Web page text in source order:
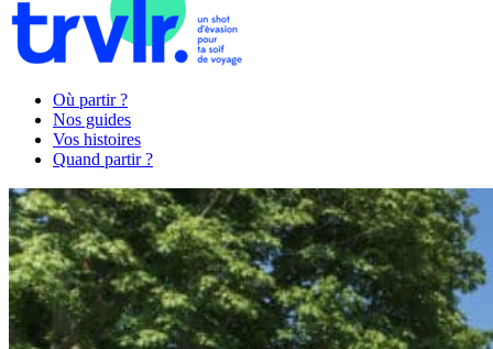
Où partir ?
Nos guides
Vos histoires
Quand partir ?